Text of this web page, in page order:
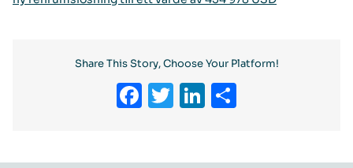
Share This Story, Choose Your Platform!
Facebook
Twitter
LinkedIn